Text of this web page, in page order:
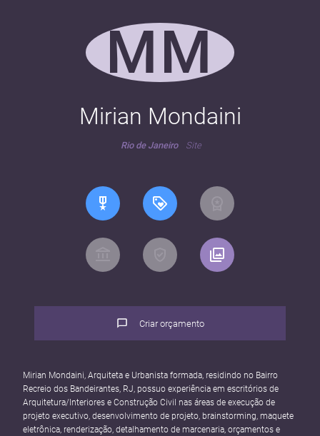
MM
Mirian Mondaini
Rio de Janeiro Site
Criar orçamento
Mirian Mondaini, Arquiteta e Urbanista formada, residindo no Bairro
Recreio dos Bandeirantes, RJ, possuo experiência em escritórios de
Arquitetura/Interiores e Construção Civil nas áreas de execução de
projeto executivo, desenvolvimento de projeto, brainstorming, maquete
eletrônica, renderização, detalhamento de marcenaria, orçamentos e